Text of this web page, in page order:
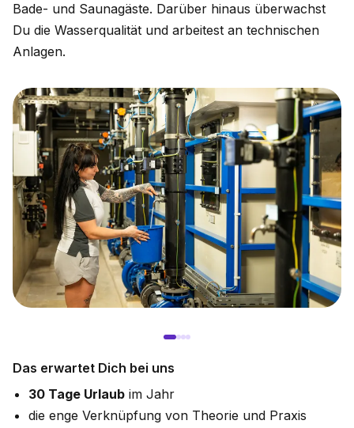
Bade- und Saunagäste. Darüber hinaus überwachst
Du die Wasserqualität und arbeitest an technischen
Anlagen.
Das erwartet Dich bei uns
30 Tage Urlaub im Jahr
die enge Verknüpfung von Theorie und Praxis